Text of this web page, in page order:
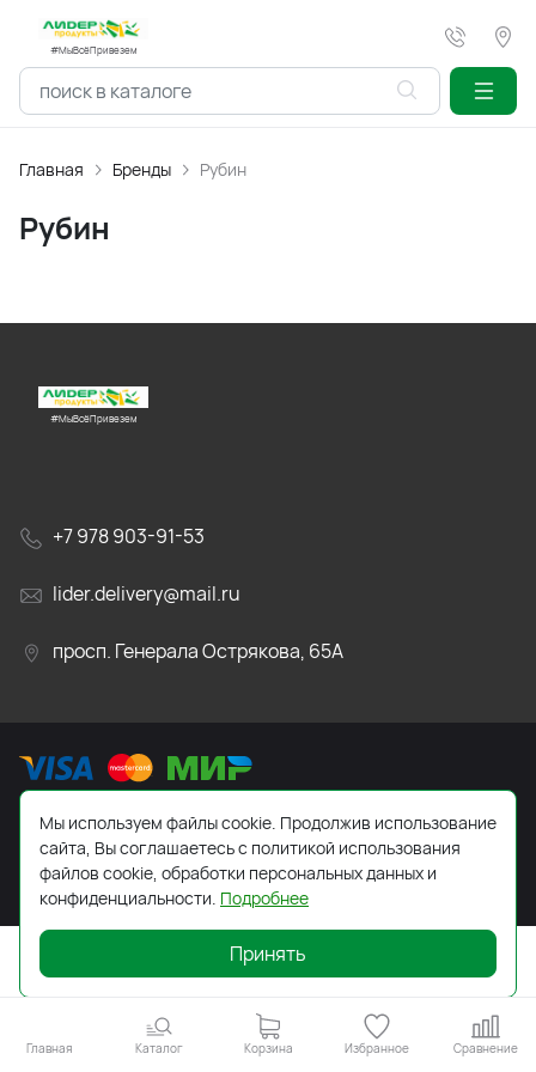
#МыВсёПривезем
Главная Бренды Рубин
Рубин
#МыВсёПривезем
+7 978 903-91-53
lider.delivery@mail.ru
просп. Генерала Острякова, 65А
2026 © Все права защищены. Работает наReadyScript
Главная Каталог Корзина Избранное Сравнение
Мы используем файлы cookie. Продолжив использование
сайта, Вы соглашаетесь с политикой использования
файлов cookie, обработки персональных данных и
конфиденциальности. Подробнее
Принять